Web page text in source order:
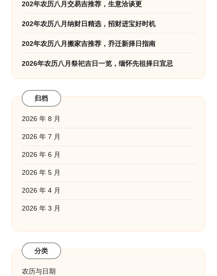
202年农历八月交易吉推荐，生意洽谈更
202年农历八月纳财日精选，招财进宝好时机
202年农历八月搬家吉推荐，乔迁新择日指南
2026年农历八月祭祀吉日一览，缅怀先祖择日宜忌
归档
2026 年 8 月
2026 年 7 月
2026 年 6 月
2026 年 5 月
2026 年 4 月
2026 年 3 月
分类
农历与日期